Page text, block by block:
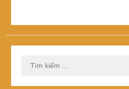
kiếm